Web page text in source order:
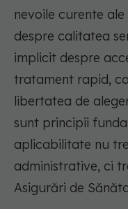
nevoile curente
despre calitatea
implicit despre
tratament rapid,
libertatea de
sunt principii
aplicabilitate nu
administrative, ci
Asigurări de